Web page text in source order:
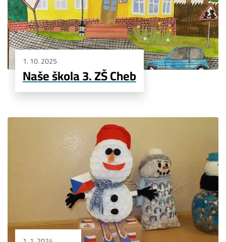
1. 10. 2025
Naše škola 3. ZŠ Cheb